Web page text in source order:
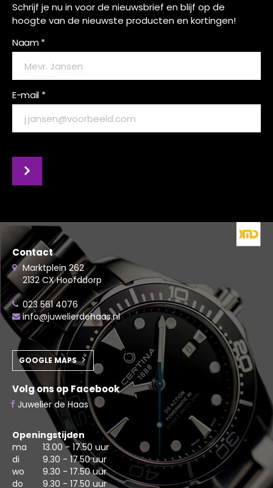
Schrijf je nu in voor de nieuwsbrief en blijf op de
hoogte van de nieuwste producten en kortingen!
Naam *
E-mail *
Contact
Marktplein 262
2132 CX Hoofddorp
023 561 4076
info@juwelierdehaas.nl
GOOGLE MAPS
Volg ons op Facebook
Juwelier de Haas
Openingstijden
ma
13.00 - 17.50 uur
di
9.30 - 17.50 uur
wo
9.30 - 17.50 uur
do
9.30 - 17.50 uur